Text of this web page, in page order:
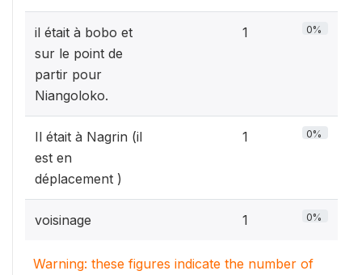
il était à bobo et
sur le point de
partir pour
Niangoloko.
1 0%
Il était à Nagrin (il
est en
déplacement )
1 0%
voisinage 1 0%
Warning: these figures indicate the number of